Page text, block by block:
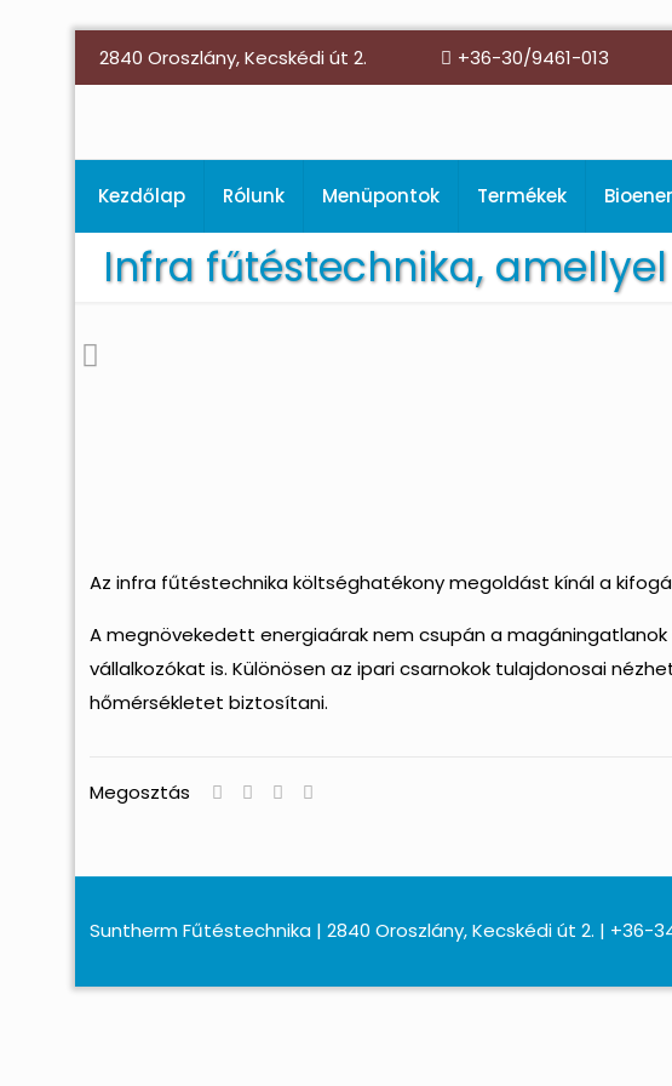
2840 Oroszlány, Kecskédi út 2. +36-30/9461-013
Kezdőlap Rólunk Menüpontok Termékek
Infra fűtéstechnika,
Az infra fűtéstechnika költséghatékony megoldást kínál a
A megnövekedett energiaárak nem csupán a
vállalkozókat is. Különösen az ipari csarnokok tulajdonosai
hőmérsékletet biztosítani.
Megosztás
Suntherm Fűtéstechnika | 2840 Oroszlány, Kecskédi út 2. |